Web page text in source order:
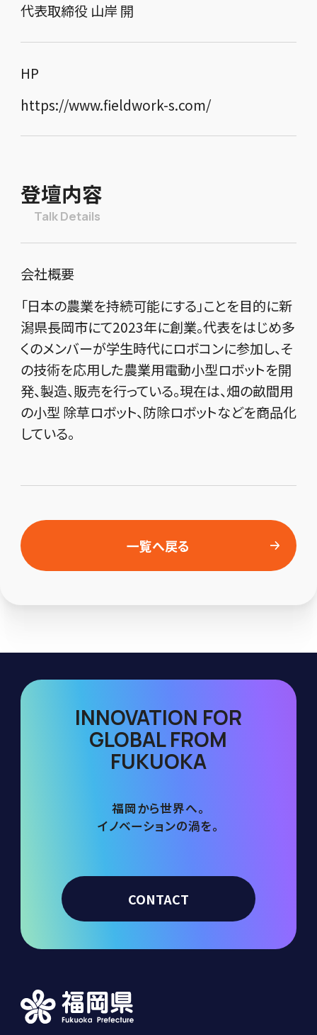
代表取締役 山岸 開
HP
https://www.fieldwork-s.com/
登壇内容
Talk Details
会社概要
「日本の農業を持続可能にする」ことを目的に新
潟県長岡市にて2023年に創業。代表をはじめ多
くのメンバーが学生時代にロボコンに参加し、そ
の技術を応用した農業用電動小型ロボットを開
発、製造、販売を行っている。現在は、畑の畝間用
の小型 除草ロボット、防除ロボットなどを商品化
している。
一覧へ戻る
INNOVATION FOR
GLOBAL FROM
FUKUOKA
福岡から世界へ。
イノベーションの渦を。
CONTACT